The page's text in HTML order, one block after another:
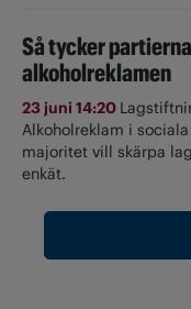
Så tycker
alkoholreklamen
23 juni 14:20
Alkoholreklam i
majoritet vill skärpa
enkät.